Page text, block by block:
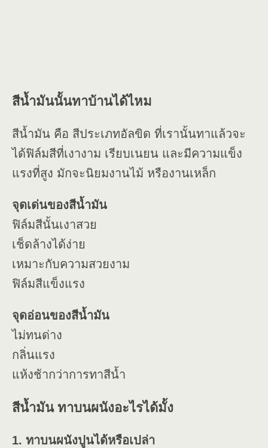
สีน้ำมันนั้นทาบ้านได้ไหม
สีน้ำมัน คือ สีประเภทอัลขิด ที่เรานั้นทาแล้วจะ
ได้ฟิล์มสีที่เงางาม เรียบเนยน และมีความแข็ง
แรงที่สูง มักจะนิยมงานไม้ หรืองานเหล็ก
จุดเด่นของสีน้ำมัน
ฟิล์มสีนั้นเงาสวย
เช็ดล้างได้ง่าย
เหมาะกับความสวยงาม
ฟิล์มสีแข็งแรง
จุดอ่อนของสีน้ำมัน
ไม่ทนด่าง
กลิ่นแรง
แห้งช้ากว่าการทาสีน้ำ
สีน้ำมัน ทาบนผนังอะไรได้มั้ง
1. ทาบนผนังปูนได้หรือเปล่า